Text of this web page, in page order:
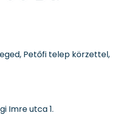
Petőfi telep körzettel,
Imre utca 1.